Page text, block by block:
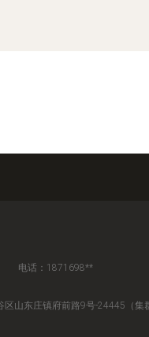
电话：1871698**
山东庄镇府前路9号-24445（集